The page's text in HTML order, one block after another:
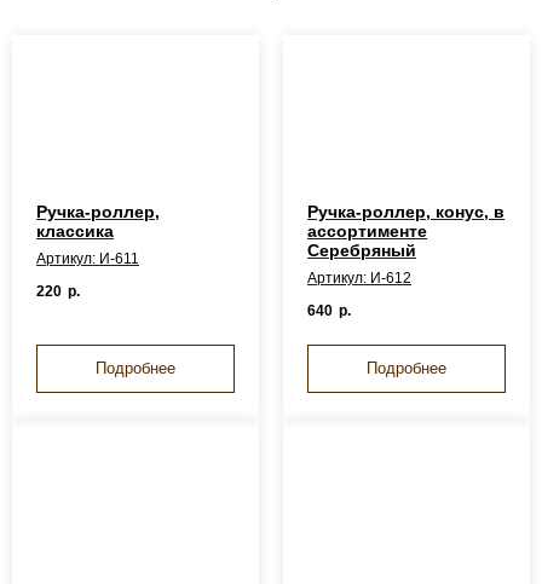
Ручка-роллер,
классика
Артикул: И-611
220 р.
Подробнее
Ручка-роллер, конус, в
ассортименте
Серебряный
Артикул: И-612
640 р.
Подробнее